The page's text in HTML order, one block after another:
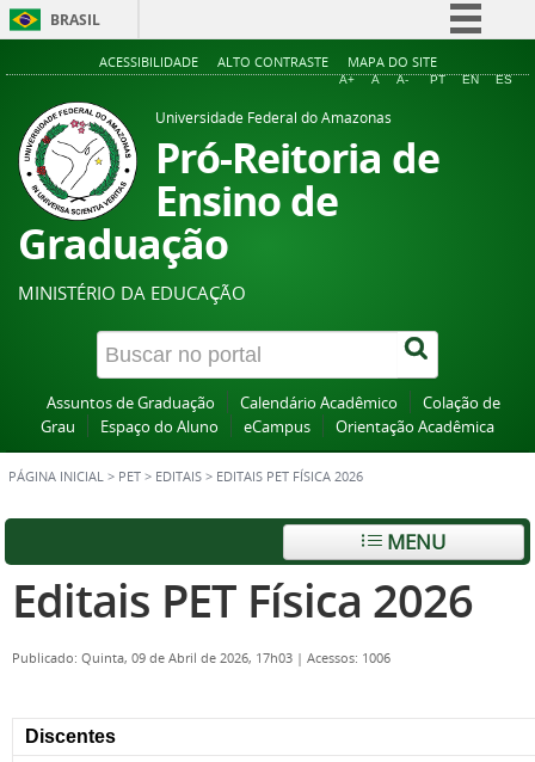
BRASIL
Simplifique!
Acesso à informação
ACESSIBILIDADE ALTO CONTRASTE MAPA DO SITE
A+ A A- PT EN ES
Universidade Federal do Amazonas
Pró-Reitoria de
Ensino de
Graduação
MINISTÉRIO DA EDUCAÇÃO
Assuntos de Graduação Calendário Acadêmico
Colação de
Grau
Espaço do Aluno eCampus Orientação Acadêmica
PÁGINA INICIAL > PET > EDITAIS > EDITAIS PET FÍSICA 2026
MENU
Editais PET Física 2026
Publicado: Quinta, 09 de Abril de 2026, 17h03 | Acessos: 1006
Discentes